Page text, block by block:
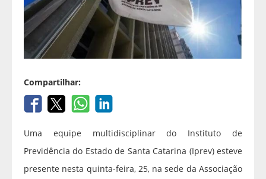
Compartilhar:
Uma equipe multidisciplinar do Instituto de
Previdência do Estado de Santa Catarina (Iprev) esteve
presente nesta quinta-feira, 25, na sede da Associação